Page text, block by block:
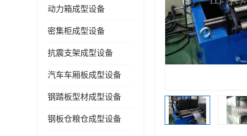
动力箱成型设备
密集柜成型设备
抗震支架成型设备
汽车车厢板成型设备
钢踏板型材成型设备
钢板仓粮仓成型设备